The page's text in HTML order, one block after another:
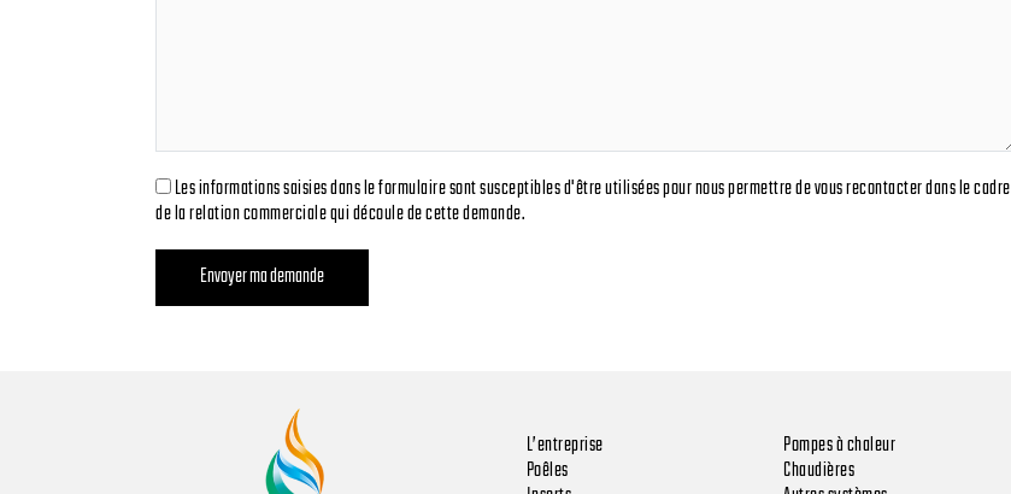
Les informations saisies dans le formulaire sont susceptibles d'être utilisées pour nous permettre de vous recontacter dans le cadre
de la relation commerciale qui découle de cette demande.
L’entreprise
Poêles
Pompes à chaleur
Chaudières